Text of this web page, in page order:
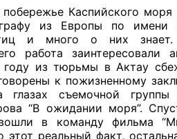
Каспийского моря
из Европы по имени
и много о них
работа заинтересовали
из тюрьмы в Актау
к пожизненному
глазах съемочной группы
“В ожидании моря”.
в команду фильма
этот реальный факт,